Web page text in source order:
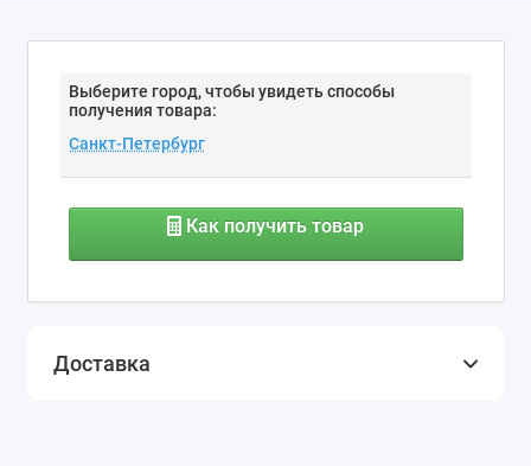
Выберите город, чтобы увидеть способы
получения товара:
Как получить товар
Доставка